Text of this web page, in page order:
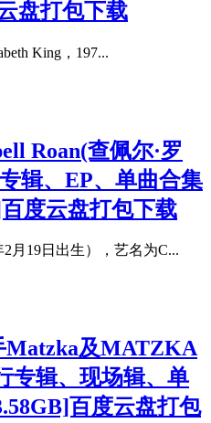
盘打包下载
King，197...
Roan(查佩尔·罗
辑、EP、单曲合集
度云盘打包下载
2月19日出生），艺名为C...
Matzka及MATZKA
专辑、现场辑、单
百度云盘打包